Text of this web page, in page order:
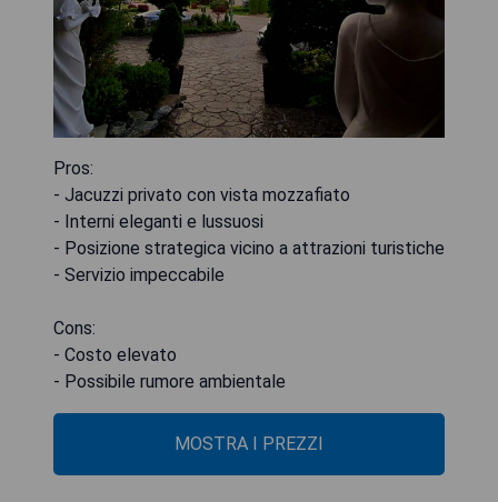
Pros:
- Jacuzzi privato con vista mozzafiato
- Interni eleganti e lussuosi
- Posizione strategica vicino a attrazioni turistiche
- Servizio impeccabile
Cons:
- Costo elevato
- Possibile rumore ambientale
MOSTRA I PREZZI